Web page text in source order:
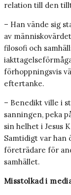
relation till den
– Han vände sig
av
filosofi och
förhoppningsvis
eftertanke.
– Benedikt ville i
sanningen, peka
sin helhet i Jesus
Samtidigt var han
företrädare för
samhället.
Misstolkad i